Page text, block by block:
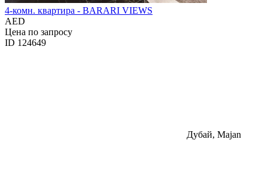
4-комн. квартира - BARARI VIEWS
AED
Цена по запросу
ID 124649
Дубай, Majan